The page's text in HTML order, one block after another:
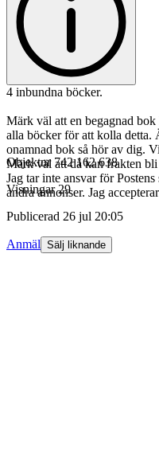
4 inbundna böcker.
Märk väl att en begagnad
alla böcker för att kolla detta.
onamnad bok så hör av dig.
Märk väl att då kan frakten bli
Jag tar inte ansvar för
andra annonser. Jag
Objektnr 742 162 638
Visningar 29
Publicerad 26 jul 20:05
Anmäl Sälj liknande